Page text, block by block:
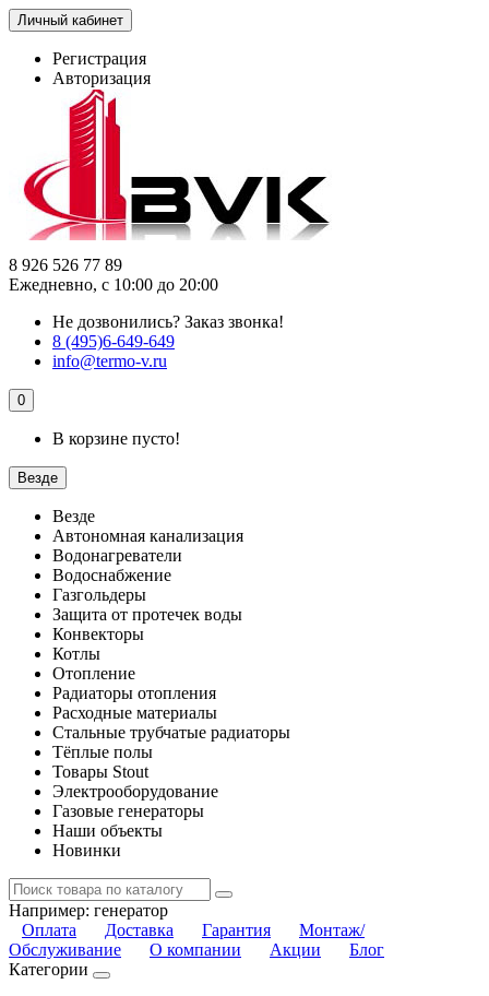
Личный кабинет
Регистрация
Авторизация
8 926 526 77 89
Ежедневно, с 10:00 до 20:00
Не дозвонились? Заказ звонка!
8 (495)6-649-649
info@termo-v.ru
0
В корзине пусто!
Везде
Везде
Автономная канализация
Водонагреватели
Водоснабжение
Газгольдеры
Защита от протечек воды
Конвекторы
Котлы
Отопление
Радиаторы отопления
Расходные материалы
Стальные трубчатые радиаторы
Тёплые полы
Товары Stout
Электрооборудование
Газовые генераторы
Наши объекты
Новинки
Например: генератор
Оплата
Доставка Гарантия
Монтаж/
Обслуживание
О компании Акции
Блог
Категории